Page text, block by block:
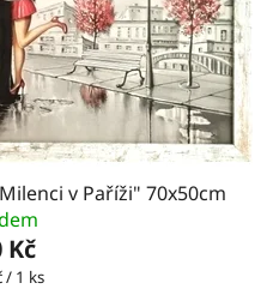
v Paříži" 70x50cm
Kč
/ 1 ks